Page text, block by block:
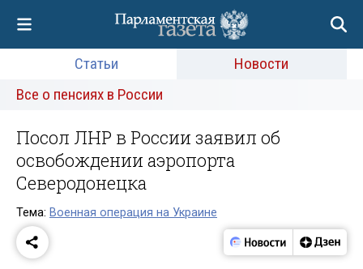
Статьи
Новости
Все о пенсиях в России
Посол ЛНР в России заявил об
освобождении аэропорта
Северодонецка
Тема: Военная операция на Украине